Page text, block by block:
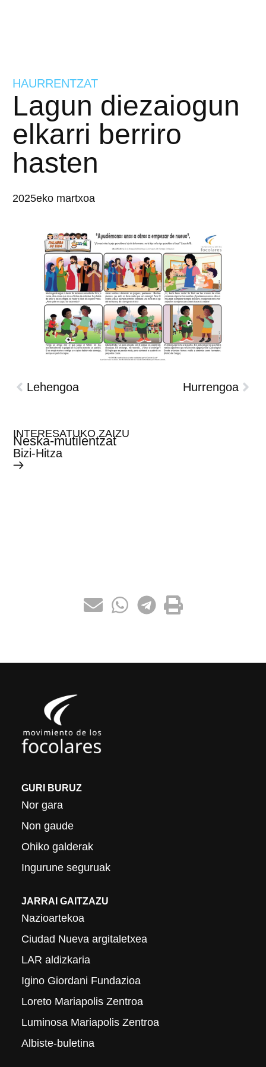
HAURRENTZAT
Lagun diezaiogun
elkarri berriro
hasten
2025eko martxoa
Lehengoa Hurrengoa
INTERESATUKO ZAIZU
Neska-mutilentzat
Bizi-Hitza
GURI BURUZ
Nor gara
Non gaude
Ohiko galderak
Ingurune seguruak
JARRAI GAITZAZU
Nazioartekoa
Ciudad Nueva argitaletxea
LAR aldizkaria
Igino Giordani Fundazioa
Loreto Mariapolis Zentroa
Luminosa Mariapolis Zentroa
Albiste-buletina